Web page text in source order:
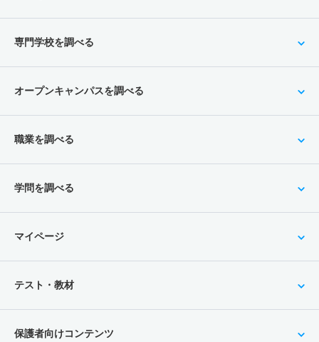
専門学校を調べる
オープンキャンパスを調べる
職業を調べる
学問を調べる
マイページ
テスト・教材
保護者向けコンテンツ